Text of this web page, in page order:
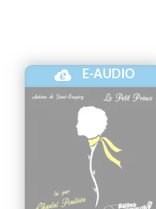
E-AUDIO